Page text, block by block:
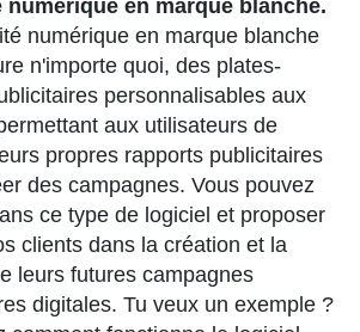
numérique en marque blanche.
numérique en marque blanche
n'importe quoi, des plates-
personnalisables aux
aux utilisateurs de
propres rapports publicitaires
des campagnes. Vous pouvez
ce type de logiciel et proposer
clients dans la création et la
leurs futures campagnes
digitales. Tu veux un exemple ?